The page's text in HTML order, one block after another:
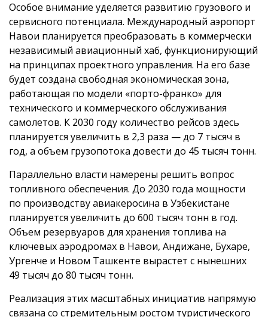
Особое внимание уделяется развитию грузового и
сервисного потенциала. Международный аэропорт
Навои планируется преобразовать в коммерчески
независимый авиационный хаб, функционирующий
на принципах проектного управления. На его базе
будет создана свободная экономическая зона,
работающая по модели «порто-франко» для
технического и коммерческого обслуживания
самолетов. К 2030 году количество рейсов здесь
планируется увеличить в 2,3 раза — до 7 тысяч в
год, а объем грузопотока довести до 45 тысяч тонн.
Параллельно власти намерены решить вопрос
топливного обеспечения. До 2030 года мощности
по производству авиакеросина в Узбекистане
планируется увеличить до 600 тысяч тонн в год.
Объем резервуаров для хранения топлива на
ключевых аэродромах в Навои, Андижане, Бухаре,
Ургенче и Новом Ташкенте вырастет с нынешних
49 тысяч до 80 тысяч тонн.
Реализация этих масштабных инициатив напрямую
связана со стремительным ростом туристического